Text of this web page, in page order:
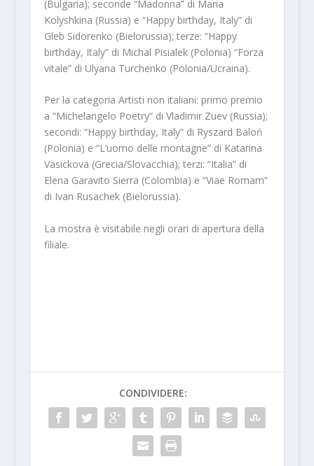
(Bulgaria); seconde “Madonna” di Maria
Kolyshkina (Russia) e “Happy birthday, Italy” di
Gleb Sidorenko (Bielorussia); terze: “Happy
birthday, Italy” di Michal Pisialek (Polonia) “Forza
vitale” di Ulyana Turchenko (Polonia/Ucraina).
Per la categoria Artisti non italiani: primo premio
a “Michelangelo Poetry” di Vladimir Zuev (Russia);
secondi: “Happy birthday, Italy” di Ryszard Baloń
(Polonia) e “L’uomo delle montagne” di Katarina
Vasickova (Grecia/Slovacchia); terzi: “Italia” di
Elena Garavito Sierra (Colombia) e “Viae Romam”
di Ivan Rusachek (Bielorussia).
La mostra è visitabile negli orari di apertura della
filiale.
CONDIVIDERE: